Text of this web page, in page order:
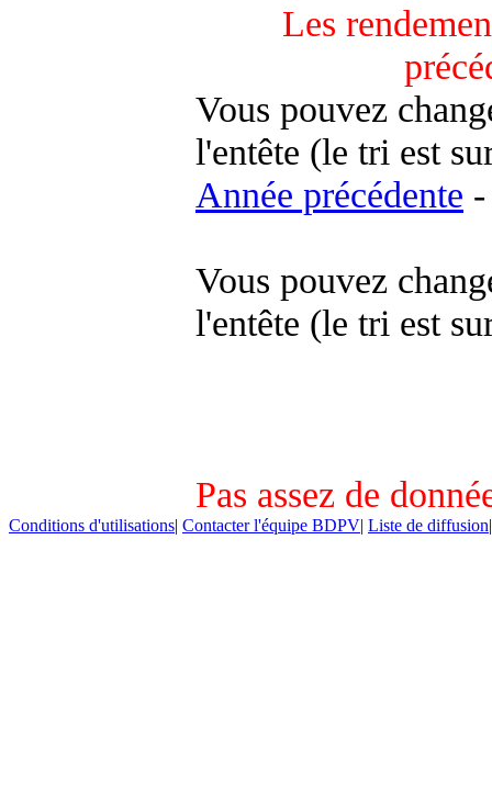
Les
Vous pouvez
l'entête (le tri est
Année précédente
Vous pouvez
l'entête (le tri est
Pas assez de
Conditions d'utilisations| Contacter l'équipe BDPV| Liste de diffusion